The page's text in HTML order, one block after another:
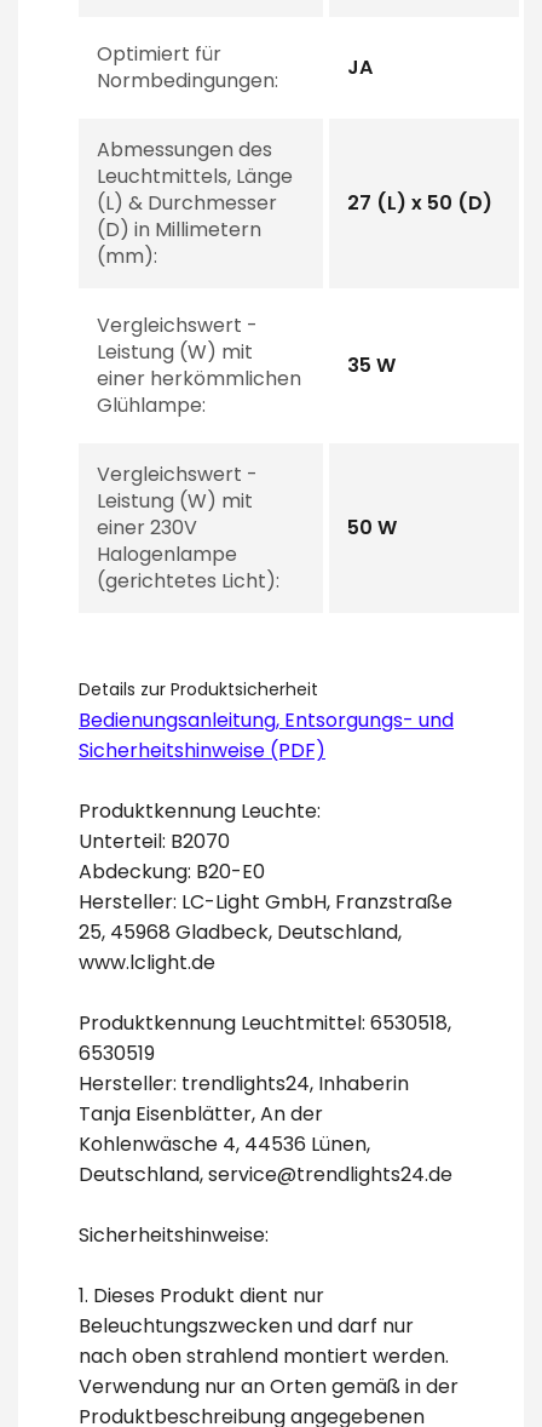
Optimiert für
Normbedingungen:
JA
Abmessungen des
Leuchtmittels, Länge
(L) & Durchmesser
(D) in Millimetern
(mm):
27 (L) x 50 (D)
Vergleichswert -
Leistung (W) mit
einer herkömmlichen
Glühlampe:
35 W
Vergleichswert -
Leistung (W) mit
einer 230V
Halogenlampe
(gerichtetes Licht):
50 W
Details zur Produktsicherheit
Bedienungsanleitung, Entsorgungs- und
Sicherheitshinweise (PDF)
Produktkennung Leuchte:
Unterteil: B2070
Abdeckung: B20-E0
Hersteller: LC-Light GmbH, Franzstraße
25, 45968 Gladbeck, Deutschland,
www.lclight.de
Produktkennung Leuchtmittel: 6530518,
6530519
Hersteller: trendlights24, Inhaberin
Tanja Eisenblätter, An der
Kohlenwäsche 4, 44536 Lünen,
Deutschland, service@trendlights24.de
Sicherheitshinweise:
1. Dieses Produkt dient nur
Beleuchtungszwecken und darf nur
nach oben strahlend montiert werden.
Verwendung nur an Orten gemäß in der
Produktbeschreibung angegebenen